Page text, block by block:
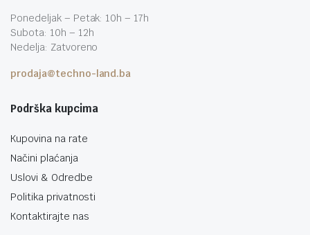
Ponedeljak – Petak: 10h – 17h
Subota: 10h – 12h
Nedelja: Zatvoreno
prodaja@techno-land.ba
Podrška kupcima
Kupovina na rate
Načini plaćanja
Uslovi & Odredbe
Politika privatnosti
Kontaktirajte nas